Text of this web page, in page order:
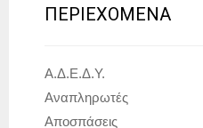
ΠΕΡΙΕΧΟΜΕΝΑ
Α.Δ.Ε.Δ.Υ.
Αναπληρωτές
Αποσπάσεις